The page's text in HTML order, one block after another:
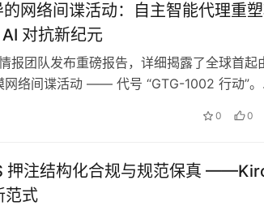
网络间谍活动：自主智能代理重
对抗新纪元
报团队发布重磅报告，详细揭露了全球首起
网络间谍活动 —— 代号 “GTG-1002 行动”。
0 0
押注结构化合规与规范保真
范式